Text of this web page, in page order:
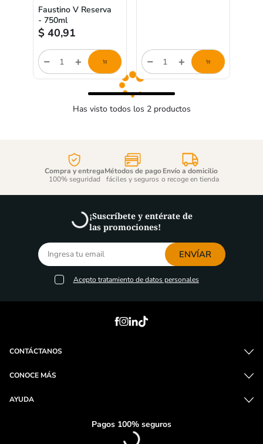
Faustino V Reserva
- 750ml
$ 40,91
Cantidad
de
producto
Cantidad
de
producto
Has visto todos los 2productos
Compra y entrega
100% seguridad
Métodos de pago
fáciles y seguros
Envío a domicilio
o recoge en tienda
¡Suscríbete y entérate de
las promociones!
ENVÍAR
Acepto tratamiento de datos personales
CONTÁCTANOS
CONOCE MÁS
AYUDA
Pagos 100% seguros